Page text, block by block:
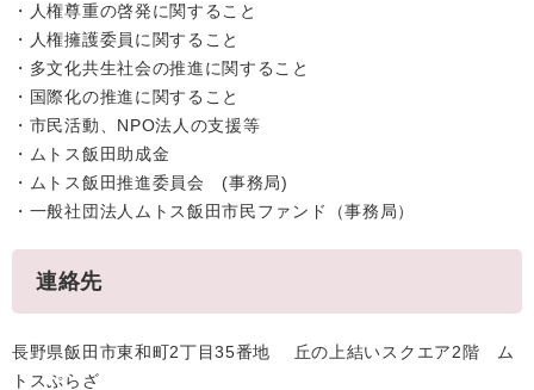
・人権尊重の啓発に関すること
・人権擁護委員に関すること
・多文化共生社会の推進に関すること
・国際化の推進に関すること
・市民活動、NPO法人の支援等
・ムトス飯田助成金
・ムトス飯田推進委員会 (事務局)
・一般社団法人ムトス飯田市民ファンド（事務局）
連絡先
長野県飯田市東和町2丁目35番地 丘の上結いスクエア2階 ム
トスぷらざ